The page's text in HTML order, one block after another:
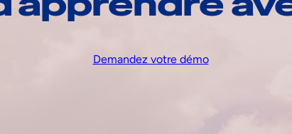
Demandez votre démo